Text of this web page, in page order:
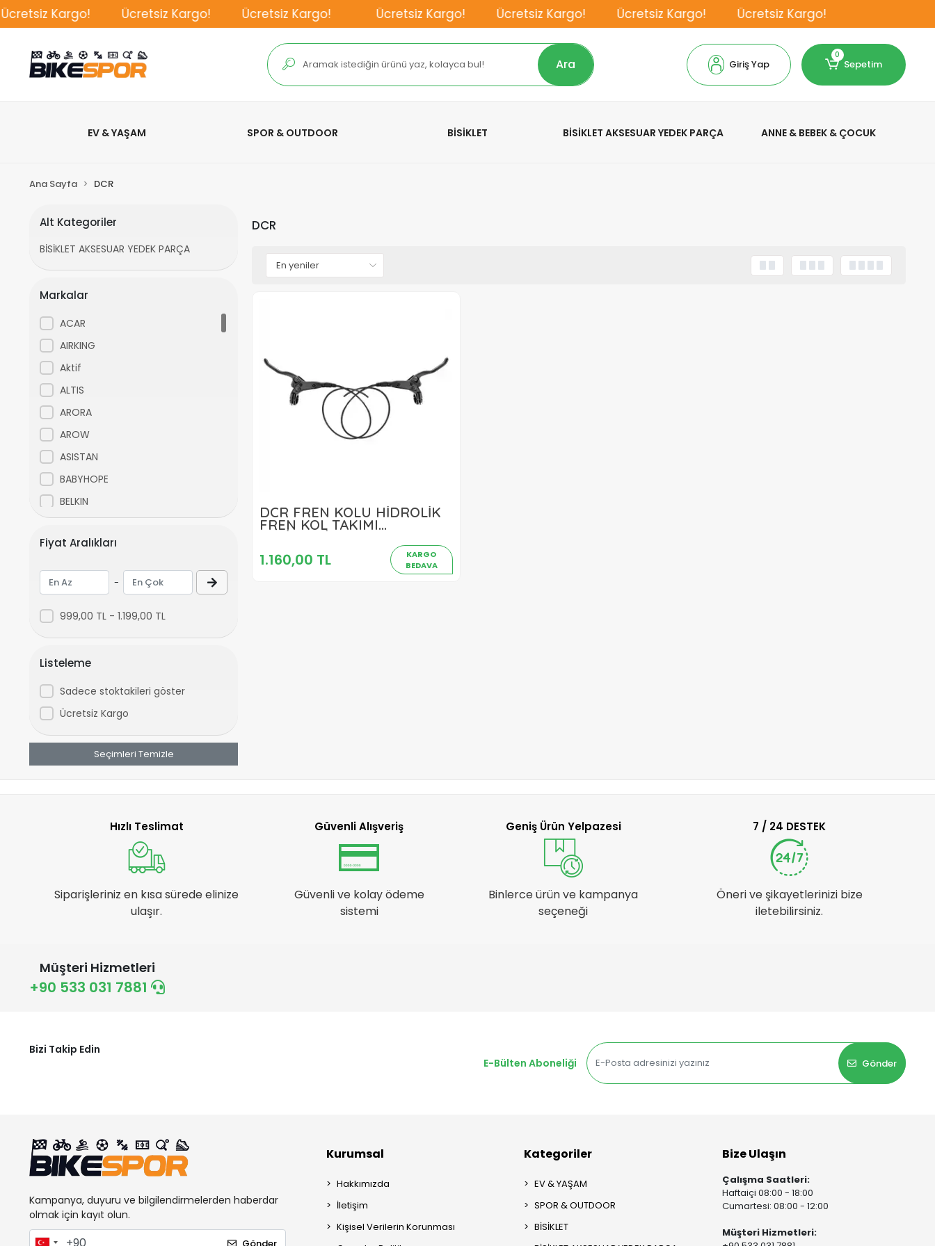
Kargo! Ücretsiz Kargo! Ücretsiz Kargo! Ücretsiz Kargo! Ücretsiz Kargo! Ücretsiz Kargo! Ücretsiz Kargo!
Ara Giriş Yap
0
Sepetim
EV & YAŞAM SPOR & OUTDOOR BİSİKLET BİSİKLET AKSESUAR YEDEK PARÇA ANNE & BEBEK & ÇOCUK
Ana Sayfa DCR
Alt Kategoriler
BİSİKLET AKSESUAR YEDEK PARÇA
Markalar
ACAR
AIRKING
Aktif
ALTIS
ARORA
AROW
ASISTAN
BABYHOPE
BELKIN
BIANCHI
BİSAN
CAMARO
CARRARO
CHAOYANG
COOLMAX
DIESEL
DİGER
GHOST
HATTRICK
HOUSE PLUS
KİNG
MAXXIS
MICHELIN
MOON
MOSSO
Fiyat Aralıkları
-
999,00 TL - 1.199,00 TL
Listeleme
Sadece stoktakileri göster
Ücretsiz Kargo
Seçimleri Temizle
DCR
DCR FREN KOLU HİDROLİK
FREN KOL TAKIMI
KALİPERSİZ
SAĞ+SOL+HORTUM FRN-135
1.160,00 TL
KARGO
BEDAVA
1.160,00 TL
Hızlı Teslimat
Siparişleriniz en kısa sürede elinize
ulaşır.
Güvenli Alışveriş
Güvenli ve kolay ödeme
sistemi
Geniş Ürün Yelpazesi
Binlerce ürün ve kampanya
seçeneği
7 / 24 DESTEK
Öneri ve şikayetlerinizi bize
iletebilirsiniz.
Müşteri Hizmetleri
+90 533 031 7881
Bizi Takip Edin
E-Bülten Aboneliği
Gönder
Kampanya, duyuru ve bilgilendirmelerden haberdar
olmak için kayıt olun.
Gönder
Kurumsal
Hakkımızda
İletişim
Kişisel Verilerin Korunması
Kategoriler
EV & YAŞAM
SPOR & OUTDOOR
BİSİKLET
Bize Ulaşın
Çalışma Saatleri:
Haftaiçi 08:00 - 18:00
Cumartesi: 08:00 - 12:00
Müşteri Hizmetleri: